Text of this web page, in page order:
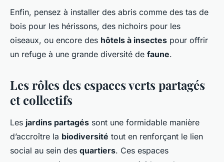
Enfin, pensez à installer des abris comme des tas de
bois pour les hérissons, des nichoirs pour les
oiseaux, ou encore des hôtels à insectes pour offrir
un refuge à une grande diversité de faune.
Les rôles des espaces verts partagés
et collectifs
Les jardins partagés sont une formidable manière
d’accroître la biodiversité tout en renforçant le lien
social au sein des quartiers. Ces espaces